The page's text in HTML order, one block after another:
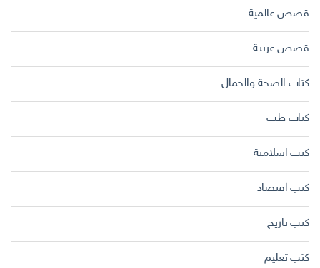
قصص عالمية
قصص عربية
كتاب الصحة والجمال
كتاب طب
كتب اسلامية
كتب اقتصاد
كتب تاريخ
كتب تعليم